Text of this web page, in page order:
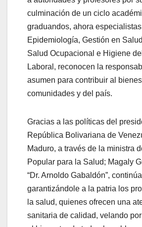
culminación de un ciclo
graduandos, ahora
Epidemiología, Gestión en
Salud Ocupacional e Higiene
Laboral, reconocen la
asumen para contribuir al
comunidades y del país.
Gracias a las políticas del
República Bolivariana de
Maduro, a través de la ministra
Popular para la Salud; Magaly
“Dr. Arnoldo Gabaldón”, continúa
garantizándole a la patria los
la salud, quienes ofrecen una
sanitaria de calidad, velando